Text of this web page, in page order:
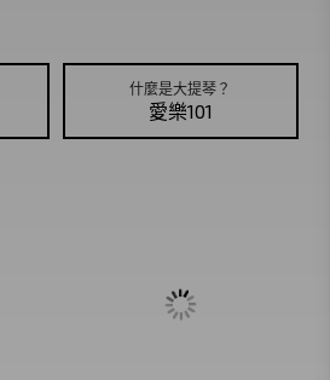
什麼是大提琴？
愛樂101